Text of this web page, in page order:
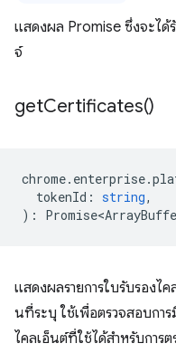
แสดงผล Promise ซึ่งจะได้
จ์
getCertificates()
chrome. enterprise.
tokenId : string,
) :
แสดงผลรายการใบรับรองไ
นที่ระบุ ใช้เพื่อตรวจสอบกา
ไคลเอ็นต์ที่ใช้ได้สำหรับการ